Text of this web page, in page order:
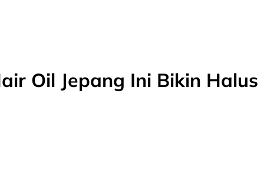
Oil Jepang Ini Bikin